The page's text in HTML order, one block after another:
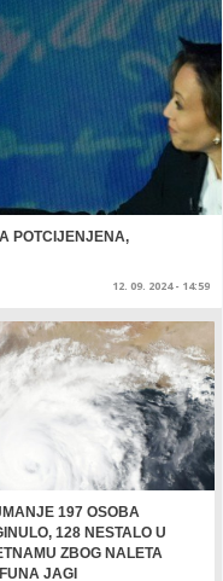
POTCIJENJENA,
12. 09. 2024 - 14:59
197 OSOBA
128 NESTALO U
ZBOG NALETA
JAGI